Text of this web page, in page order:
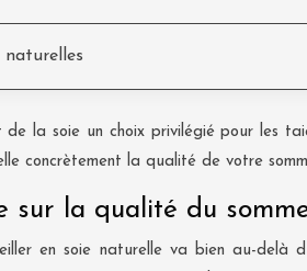
naturelles
de la soie un choix privilégié pour les
concrètement la qualité de votre
sur la qualité du
en soie naturelle va bien au-